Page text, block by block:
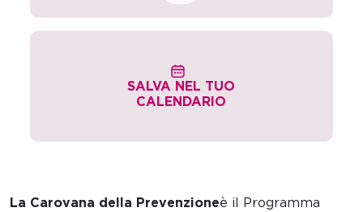
SALVA NEL TUO
CALENDARIO
La Carovana della Prevenzioneè il Programma